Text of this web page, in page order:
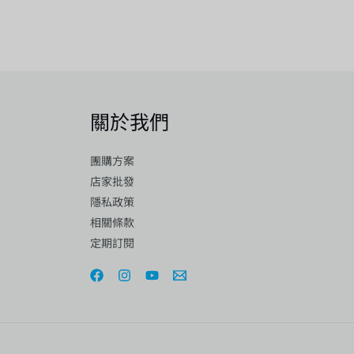
關於我們
團購方案
店家批發
隱私政策
相關條款
定期訂閱